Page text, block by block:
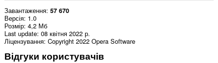
Завантаження 57 670
Версія 1.0
Розмір 4,2 Мб
Last update 08 квітня 2022 р.
Ліцензування Copyright 2022 Opera Software
Відгуки користувачів